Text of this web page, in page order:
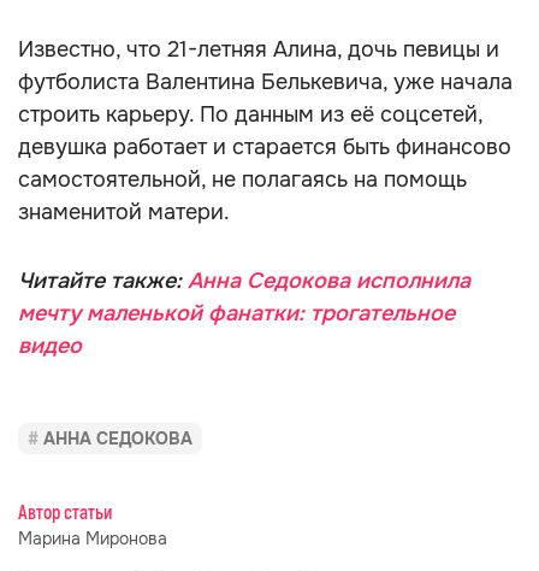
Известно, что 21-летняя Алина, дочь певицы и
футболиста Валентина Белькевича, уже начала
строить карьеру. По данным из её соцсетей,
девушка работает и старается быть финансово
самостоятельной, не полагаясь на помощь
знаменитой матери.
Читайте также:Анна Седокова исполнила
мечту маленькой фанатки: трогательное
видео
АННА СЕДОКОВА
Автор статьи
Марина Миронова